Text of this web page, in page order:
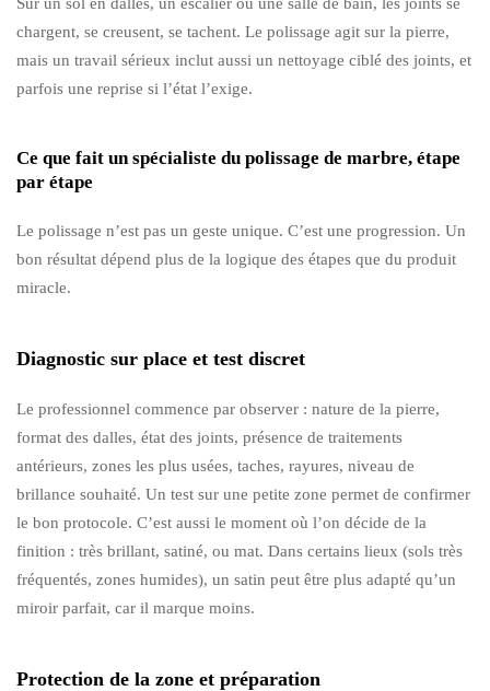
chargent, se creusent, se tachent. Le polissage agit sur la pierre,
mais un travail sérieux inclut aussi un nettoyage ciblé des joints, et
parfois une reprise si l’état l’exige.
Ce que fait un spécialiste du polissage de marbre, étape
par étape
Le polissage n’est pas un geste unique. C’est une progression. Un
bon résultat dépend plus de la logique des étapes que du produit
miracle.
Diagnostic sur place et test discret
Le professionnel commence par observer : nature de la pierre,
format des dalles, état des joints, présence de traitements
antérieurs, zones les plus usées, taches, rayures, niveau de
brillance souhaité. Un test sur une petite zone permet de confirmer
le bon protocole. C’est aussi le moment où l’on décide de la
finition : très brillant, satiné, ou mat. Dans certains lieux (sols très
fréquentés, zones humides), un satin peut être plus adapté qu’un
miroir parfait, car il marque moins.
Protection de la zone et préparation